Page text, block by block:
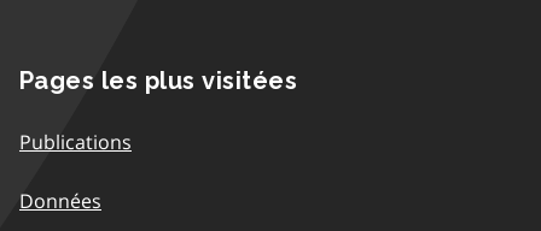
Pages les plus visitées
Publications
Données